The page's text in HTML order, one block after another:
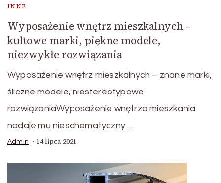
INNE
Wyposażenie wnętrz mieszkalnych –
kultowe marki, piękne modele,
niezwykłe rozwiązania
Wyposażenie wnętrz mieszkalnych – znane marki,
śliczne modele, niestereotypowe
rozwiązaniaWyposażenie wnętrza mieszkania
nadaje mu nieschematyczny …
Admin 14 lipca 2021